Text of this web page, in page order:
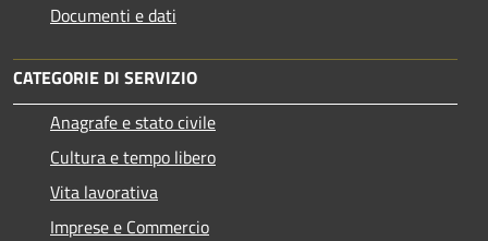
Documenti e dati
CATEGORIE DI SERVIZIO
Anagrafe e stato civile
Cultura e tempo libero
Vita lavorativa
Imprese e Commercio